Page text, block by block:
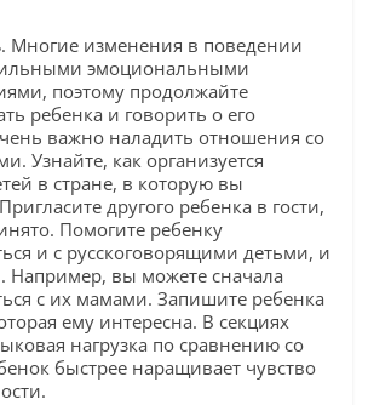
. Многие изменения в поведении
эмоциональными
поэтому продолжайте
ребенка и говорить о его
важно наладить отношения со
Узнайте, как организуется
в стране, в которую вы
другого ребенка в гости,
Помогите ребенку
и с русскоговорящими детьми, и
Например, вы можете сначала
с их мамами. Запишите ребенка
ему интересна. В секциях
нагрузка по сравнению со
быстрее наращивает чувство